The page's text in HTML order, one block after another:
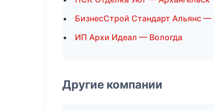
БизнесСтрой Стандарт Альянс —
ИП Архи Идеал — Вологда
Другие компании